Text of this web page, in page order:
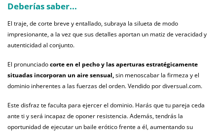
Deberías saber...
El traje, de corte breve y entallado, subraya la silueta de modo
impresionante, a la vez que sus detalles aportan un matiz de veracidad y
autenticidad al conjunto.
El pronunciadocorte en el pecho y las aperturas estratégicamente
situadas incorporan un aire sensual,sin menoscabar la firmeza y el
dominio inherentes a las fuerzas del orden. Vendido por diversual.com.
Este disfraz te faculta para ejercer el dominio. Harás que tu pareja ceda
ante ti y será incapaz de oponer resistencia. Además, tendrás la
oportunidad de ejecutar un baile erótico frente a él, aumentando su